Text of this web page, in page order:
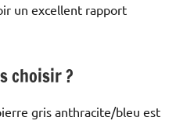
un excellent rapport
choisir ?
gris anthracite/bleu est